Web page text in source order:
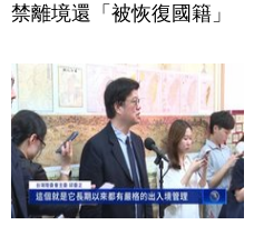
禁離境還「被恢復國籍」